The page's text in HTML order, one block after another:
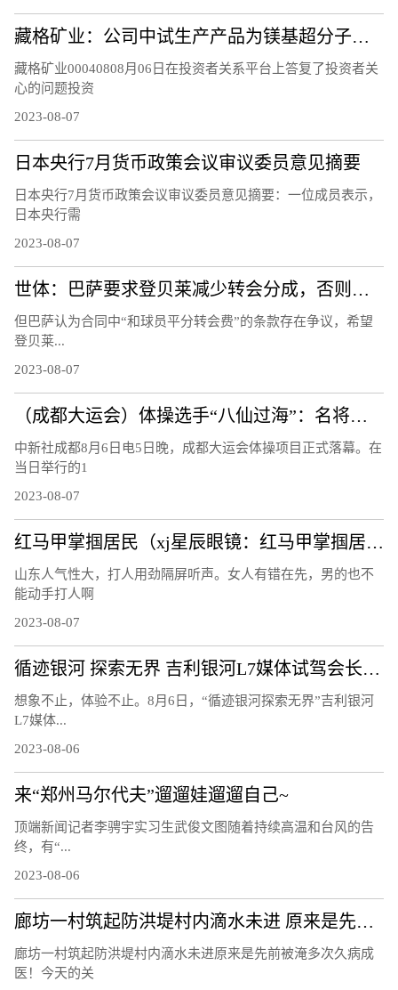
藏格矿业：公司中试生产产品为镁基超分子层状结构功能材料，不是镁基超导新材料，不含硼元素
藏格矿业00040808月06日在投资者关系平台上答复了投资者关
心的问题投资
2023-08-07
日本央行7月货币政策会议审议委员意见摘要
日本央行7月货币政策会议审议委员意见摘要：一位成员表示，
日本央行需
2023-08-07
世体：巴萨要求登贝莱减少转会分成，否则能将他“扣留”至21日
但巴萨认为合同中“和球员平分转会费”的条款存在争议，希望
登贝莱...
2023-08-07
（成都大运会）体操选手“八仙过海”：名将惺惺相惜 遗憾收获并存
中新社成都8月6日电5日晚，成都大运会体操项目正式落幕。在
当日举行的1
2023-08-07
红马甲掌掴居民（xj星辰眼镜：红马甲掌掴居民）
山东人气性大，打人用劲隔屏听声。女人有错在先，男的也不
能动手打人啊
2023-08-07
循迹银河 探索无界 吉利银河L7媒体试驾会长春站圆满结束！
想象不止，体验不止。8月6日，“循迹银河探索无界”吉利银河
L7媒体...
2023-08-06
来“郑州马尔代夫”遛遛娃遛遛自己~
顶端新闻记者李骋宇实习生武俊文图随着持续高温和台风的告
终，有“...
2023-08-06
廊坊一村筑起防洪堤村内滴水未进 原来是先前被淹多次久病成医！
廊坊一村筑起防洪堤村内滴水未进原来是先前被淹多次久病成
医！今天的关